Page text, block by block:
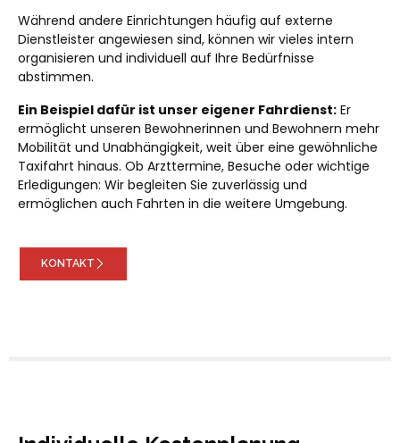
Während andere Einrichtungen häufig auf externe
Dienstleister angewiesen sind, können wir vieles intern
organisieren und individuell auf Ihre Bedürfnisse
abstimmen.
Ein Beispiel dafür ist unser eigener Fahrdienst: Er
ermöglicht unseren Bewohnerinnen und Bewohnern mehr
Mobilität und Unabhängigkeit, weit über eine gewöhnliche
Taxifahrt hinaus. Ob Arzttermine, Besuche oder wichtige
Erledigungen: Wir begleiten Sie zuverlässig und
ermöglichen auch Fahrten in die weitere Umgebung.
KONTAKT